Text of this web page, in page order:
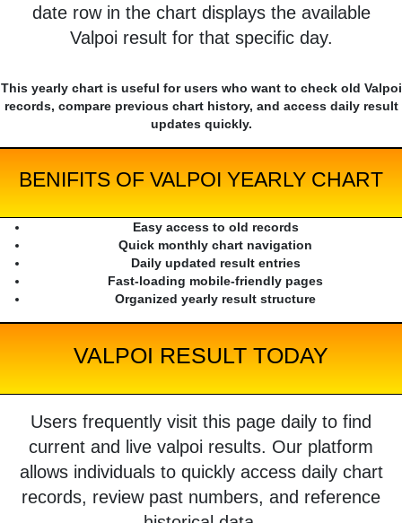
date row in the chart displays the available
Valpoi result for that specific day.
This yearly chart is useful for users who want to check old Valpoi
records, compare previous chart history, and access daily result
updates quickly.
BENIFITS OF VALPOI YEARLY CHART
Easy access to old records
Quick monthly chart navigation
Daily updated result entries
Fast-loading mobile-friendly pages
Organized yearly result structure
VALPOI RESULT TODAY
Users frequently visit this page daily to find
current and live valpoi results. Our platform
allows individuals to quickly access daily chart
records, review past numbers, and reference